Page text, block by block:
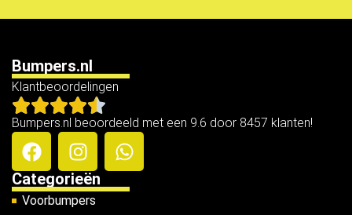
Bumpers.nl
Klantbeoordelingen
Bumpers.nl beoordeeld met een 9.6 door 8457 klanten!
Categorieën
Voorbumpers